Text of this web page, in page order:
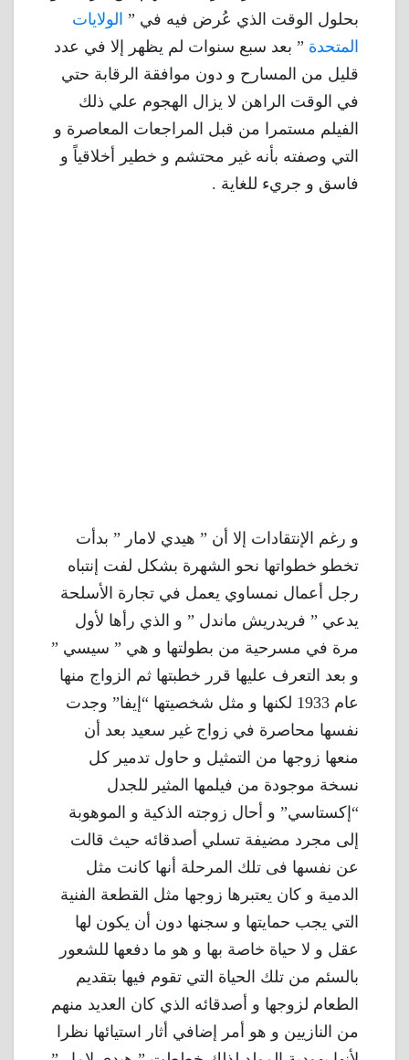
بحلول الوقت الذي عُرض فيه في ” الولايات
المتحدة ” بعد سبع سنوات لم يظهر إلا في عدد
قليل من المسارح و دون موافقة الرقابة حتي
في الوقت الراهن لا يزال الهجوم علي ذلك
الفيلم مستمرا من قبل المراجعات المعاصرة و
التي وصفته بأنه غير محتشم و خطير أخلاقياً و
فاسق و جريء للغاية .
و رغم الإنتقادات إلا أن ” هيدي لامار ” بدأت
تخطو خطواتها نحو الشهرة بشكل لفت إنتباه
رجل أعمال نمساوي يعمل في تجارة الأسلحة
يدعي ” فريدريش ماندل ” و الذي رأها لأول
مرة في مسرحية من بطولتها و هي ” سيسي ”
و بعد التعرف عليها قرر خطبتها ثم الزواج منها
عام 1933 لكنها و مثل شخصيتها “إيفا” وجدت
نفسها محاصرة في زواج غير سعيد بعد أن
منعها زوجها من التمثيل و حاول تدمير كل
نسخة موجودة من فيلمها المثير للجدل
“إكستاسي” و أحال زوجته الذكية و الموهوبة
إلى مجرد مضيفة تسلي أصدقائه حيث قالت
عن نفسها فى تلك المرحلة أنها كانت مثل
الدمية و كان يعتبرها زوجها مثل القطعة الفنية
التي يجب حمايتها و سجنها دون أن يكون لها
عقل و لا حياة خاصة بها و هو ما دفعها للشعور
بالسئم من تلك الحياة التي تقوم فيها بتقديم
الطعام لزوجها و أصدقائه الذي كان العديد منهم
من النازيين و هو أمر إضافي أثار استيائها نظرا